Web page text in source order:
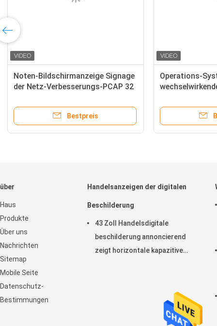
Noten-Bildschirmanzeige Signage
der Netz-Verbesserungs-PCAP 32
Bestpreis
Operations-
Museums-i7
über
Haus
Produkte
Über uns
Nachrichten
Sitemap
Mobile Seite
Datenschutz-
Bestimmungen
Handelsanzeigen der digitalen
Beschilderung
43 Zoll Handelsdigitale
beschilderung annoncierend
zeigt horizontale kapazitive